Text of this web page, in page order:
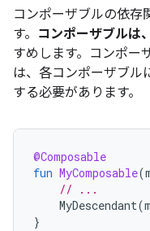
コンポーザブルの依存
す。 コンポーザブルは
すめします。コンポー
は、各コンポーザブル
する必要があります。
@Composable
fun MyComposable(
// ...
MyDescendant(
}